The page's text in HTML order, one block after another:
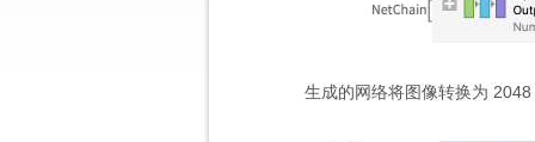
生成的网络将图像转换为